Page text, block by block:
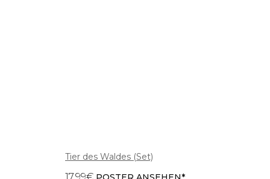
Tier des Waldes (Set)